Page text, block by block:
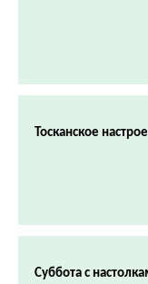
Тосканское
Суббота с